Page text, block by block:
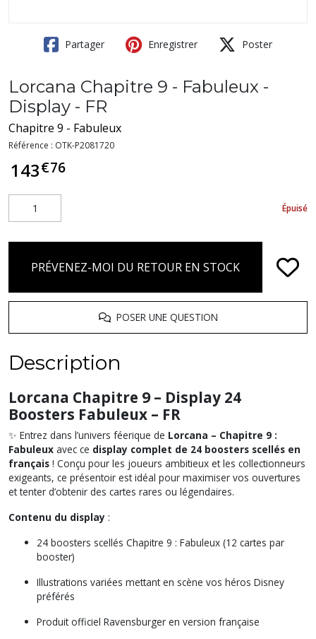
Partager Enregistrer Poster
Lorcana Chapitre 9 - Fabuleux -
Display - FR
Chapitre 9 - Fabuleux
Référence : OTK-P2081720
143€76
Épuisé
PRÉVENEZ-MOI DU RETOUR EN STOCK
POSER UNE QUESTION
Description
Lorcana Chapitre 9 – Display 24
Boosters Fabuleux – FR
✨ Entrez dans l’univers féerique de Lorcana – Chapitre 9 :
Fabuleux avec ce display complet de 24 boosters scellés en
français ! Conçu pour les joueurs ambitieux et les collectionneurs
exigeants, ce présentoir est idéal pour maximiser vos ouvertures
et tenter d’obtenir des cartes rares ou légendaires.
Contenu du display :
24 boosters scellés Chapitre 9 : Fabuleux (12 cartes par
booster)
Illustrations variées mettant en scène vos héros Disney
préférés
Produit officiel Ravensburger en version française